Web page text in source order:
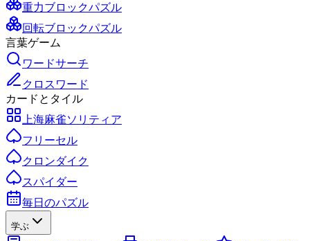
重力ブロックパズル
回転ブロックパズル
言葉ゲーム
ワードサーチ
クロスワード
カードとタイル
上海麻雀ソリティア
フリーセル
クロンダイク
スパイダー
毎日のパズル
学ぶ